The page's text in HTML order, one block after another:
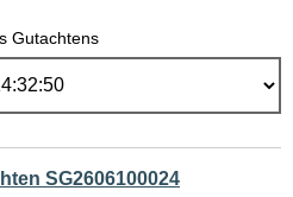
Gutachtens
SG2606100024